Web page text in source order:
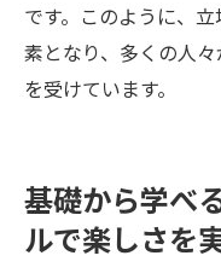
です。このように、
素となり、多くの人
を受けています。
基礎から学べ
ルで楽しさを